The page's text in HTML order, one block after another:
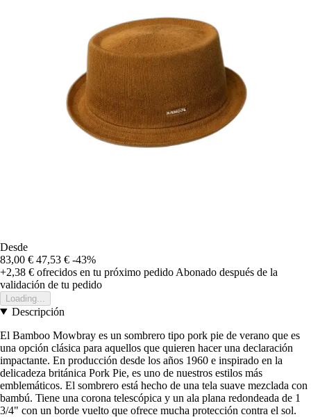
Desde
83,00 € 47,53 € -43%
+2,38 € ofrecidos en tu próximo pedido Abonado después de la
validación de tu pedido
Loading...
Descripción
El Bamboo Mowbray es un sombrero tipo pork pie de verano que es
una opción clásica para aquellos que quieren hacer una declaración
impactante. En producción desde los años 1960 e inspirado en la
delicadeza británica Pork Pie, es uno de nuestros estilos más
emblemáticos. El sombrero está hecho de una tela suave mezclada con
bambú. Tiene una corona telescópica y un ala plana redondeada de 1
3/4" con un borde vuelto que ofrece mucha protección contra el sol.